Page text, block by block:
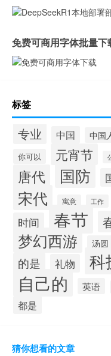
免费可商用字体批量下
标签
专业 中国 中国
你可以 元宵节
唐代 国防
宋代 寓意 工作
时间 春节
梦幻西游 汤圆
的是 礼物 科
自己的 英语
都是
猜你想看的文章